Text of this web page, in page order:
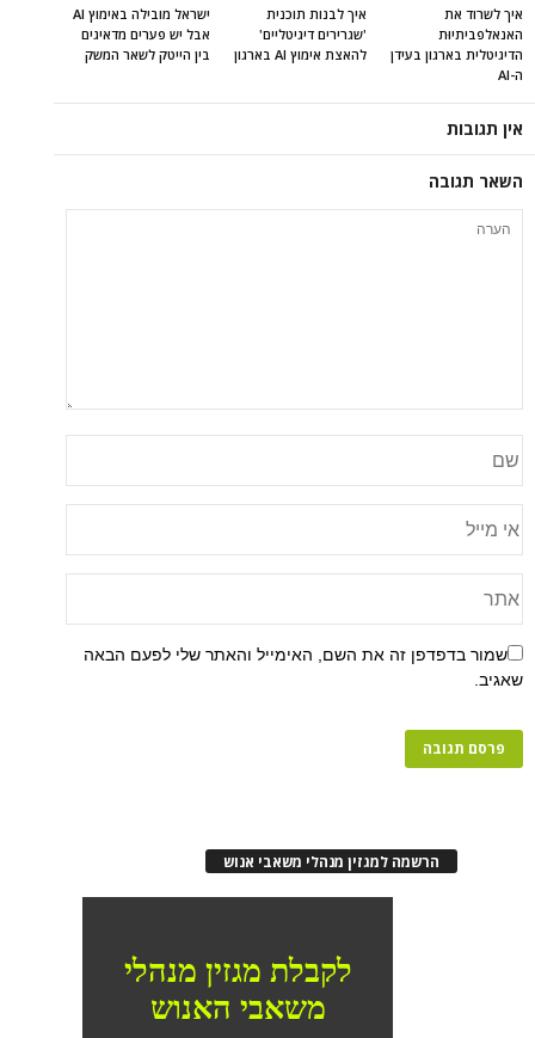
ישראל מובילה באימוץ AI
אבל יש פערים מדאיגים
בין הייטק לשאר המשק
איך לבנות תוכנית
'שגרירים דיגיטליים'
להאצת אימוץ AI בארגון
איך לשרוד את
האנאלפביתיוּת
הדיגיטלית בארגון בעידן
ה-AI
אין תגובות
השאר תגובה
שמור בדפדפן זה את השם, האימייל והאתר שלי לפעם הבאה
שאגיב.
הרשמה למגזין מנהלי משאבי אנוש